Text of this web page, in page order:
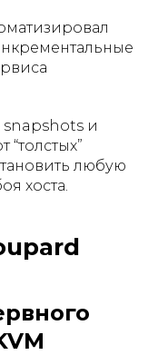
и
“толстых”
любую
хоста.